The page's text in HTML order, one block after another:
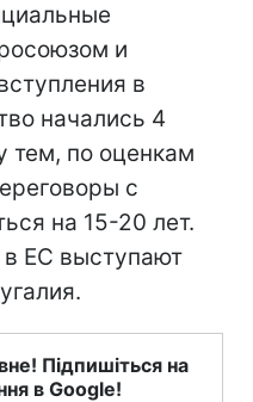
и
в
начались 4
тем, по оценкам
с
на 15-20 лет.
в ЕС выступают
Підпишіться на
в Google!